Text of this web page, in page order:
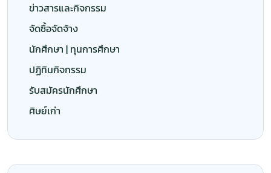
ข่าวสารและกิจกรรม
จัดซื้อจัดจ้าง
นักศึกษา | ทุนการศึกษา
ปฏิทินกิจกรรม
รับสมัครนักศึกษา
ศิษย์เก่า